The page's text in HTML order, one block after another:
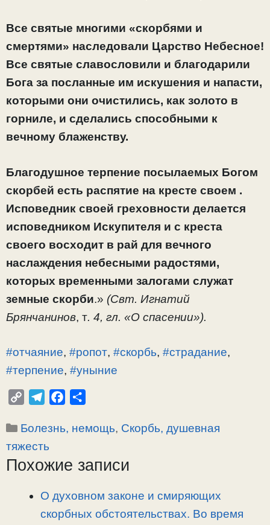
Все святые многими «скорбями и
смертями» наследовали Царство Небесное!
Все святые славословили и благодарили
Бога за посланные им искушения и напасти,
которыми они очистились, как золото в
горниле, и сделались способными к
вечному блаженству.
Благодушное терпение посылаемых Богом
скорбей есть распятие на кресте своем .
Исповедник своей греховности делается
исповедником Искупителя и с креста
своего восходит в рай для вечного
наслаждения небесными радостями,
которых временными залогами служат
земные скорби.» (Свт. Игнатий
Брянчанинов, т. 4, гл. «О спасении»).
#отчаяние, #ропот, #скорбь, #страдание,
#терпение, #уныние
p
y
L
l
e
g
a
b
п
а
Рубрики
Болезнь, немощь, Скорбь, душевная
тяжесть
Похожие записи
О духовном законе и смиряющих
скорбных обстоятельствах. Во время